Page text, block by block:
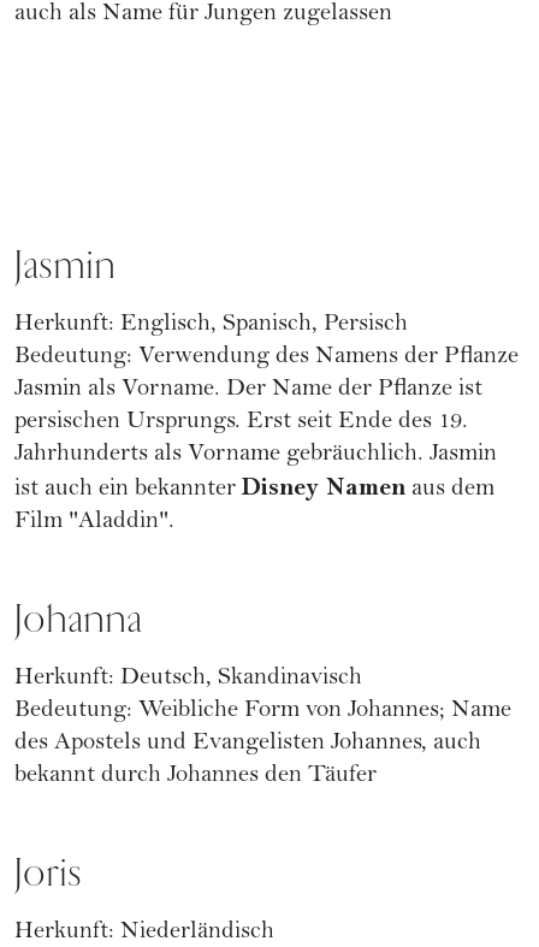
auch als Name für Jungen zugelassen
Jasmin
Herkunft: Englisch, Spanisch, Persisch
Bedeutung: Verwendung des Namens der Pflanze
Jasmin als Vorname. Der Name der Pflanze ist
persischen Ursprungs. Erst seit Ende des 19.
Jahrhunderts als Vorname gebräuchlich. Jasmin
ist auch ein bekannterDisney Namen aus dem
Film "Aladdin".
Johanna
Herkunft: Deutsch, Skandinavisch
Bedeutung: Weibliche Form von Johannes; Name
des Apostels und Evangelisten Johannes, auch
bekannt durch Johannes den Täufer
Joris
Herkunft: Niederländisch